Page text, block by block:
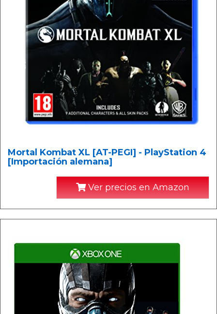
Mortal Kombat XL [AT-PEGI] - PlayStation 4
[Importación alemana]
Ver precios en Amazon